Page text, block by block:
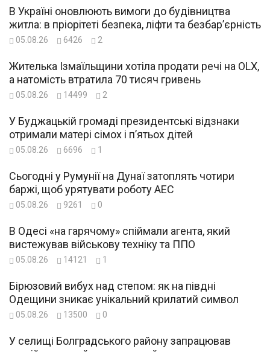
В Україні оновлюють вимоги до будівництва
житла: в пріорітеті безпека, ліфти та безбар’єрність
05.08.26 6426 2
Жителька Ізмаїльщини хотіла продати речі на OLX,
а натомість втратила 70 тисяч гривень
05.08.26 14499 2
У Буджацькій громаді президентські відзнаки
отримали матері сімох і п’ятьох дітей
05.08.26 6696 1
Сьогодні у Румунії на Дунаї затоплять чотири
баржі, щоб урятувати роботу АЕС
05.08.26 9261 0
В Одесі «на гарячому» спіймали агента, який
вистежував військову техніку та ППО
05.08.26 14121 1
Бірюзовий вибух над степом: як на півдні
Одещини зникає унікальний крилатий символ
05.08.26 13500 0
У селищі Болградського району запрацював